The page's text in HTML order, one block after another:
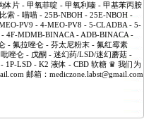
体片 - 甲氧菲啶 - 甲氧利嗪 - 甲基苯丙胺
索 - 喵喵 - 25B-NBOH - 25E-NBOH -
PV9 - 4-MEO-PV8 - 5-CLADBA - 5-
4F-MDMB-BINACA - ADB-BINACA -
- 氟拉唑仑 - 芬太尼粉末 - 氟红霉素
唑仑 - 戊酮 - 迷幻药/LSD/迷幻蘑菇 -
1P-LSD - K2 液体 - CBD 软糖 ♛ 我们为
邮箱：mediczone.labst@gmail.com